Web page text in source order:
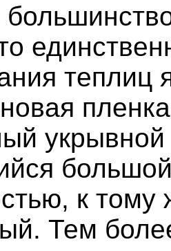
теплиц
к тому
Тем